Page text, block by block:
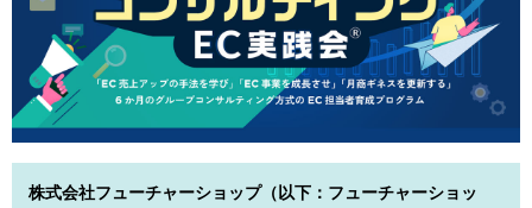
株式会社フューチャーショップ（以下：フューチャーショッ